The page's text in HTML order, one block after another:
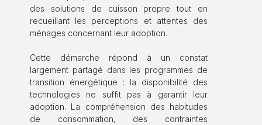
des solutions de cuisson propre tout en
recueillant les perceptions et attentes des
ménages concernant leur adoption.
Cette démarche répond à un constat
largement partagé dans les programmes de
transition énergétique : la disponibilité des
technologies ne suffit pas à garantir leur
adoption. La compréhension des habitudes
de consommation, des contraintes